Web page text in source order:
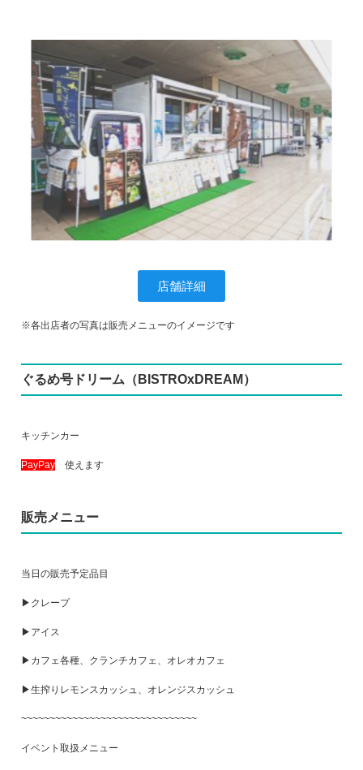
店舗詳細
※各出店者の写真は販売メニューのイメージです
ぐるめ号ドリーム（BISTROxDREAM）
キッチンカー
PayPay 使えます
販売メニュー
当日の販売予定品目
▶クレープ
▶アイス
▶カフェ各種、クランチカフェ、オレオカフェ
▶生搾りレモンスカッシュ、オレンジスカッシュ
~~~~~~~~~~~~~~~~~~~~~~~~~~~~~~~
イベント取扱メニュー